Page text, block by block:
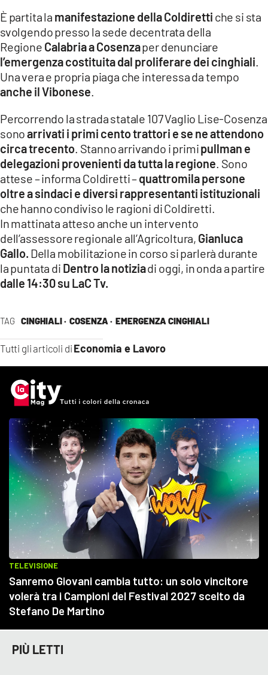
Network
LACPLAY.IT
LACTV.IT
LACONAIR.IT
LACITYMAG.IT
ILREGGINO.IT
COSENZACHANNEL.IT
ILVIBONESE.IT
CATANZAROCHANNEL.IT
LACAPITALENEWS.IT
App
APPLE
TAG CINGHIALI · COSENZA · EMERGENZA CINGHIALI
Tutti gli articoli di Economia e Lavoro
È partita la manifestazione della Coldiretti che si sta
svolgendo presso la sede decentrata della
Regione Calabriaa Cosenzaper denunciare
l’emergenza costituita dal proliferare dei cinghiali
Una vera e propria piaga che interessa da tempo
anche il Vibonese
Percorrendo la strada statale 107 Vaglio Lise-Cosenza
sonoarrivati i primi cento trattori e se ne attendono
circa trecento . Stanno arrivando i primipullman e
delegazioni provenienti da tutta la regione . Sono
attese – informa Coldiretti –quattromila persone
oltre a sindaci e diversi rappresentanti istituzionali
che hanno condiviso le ragioni di Coldiretti.
In mattinata atteso anche un intervento
dell’assessore regionale all’Agricoltura, Gianluca
Gallo. Della mobilitazione in corso si parlerà durante
la puntata di Dentro la notiziadi oggi, in onda a partire
dalle 14:30 su LaC Tv.
PIÙ LETTI